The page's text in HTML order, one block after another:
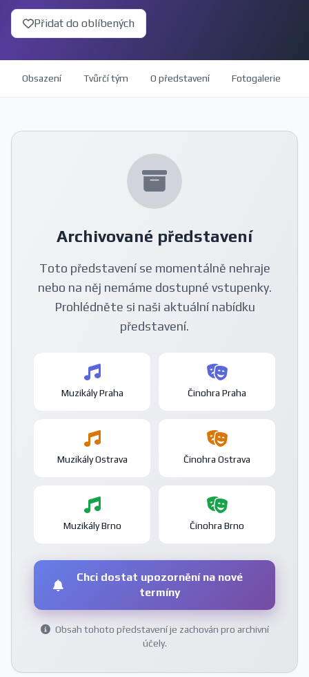
Přidat do oblíbených
Obsazení Tvůrčí tým O představení Fotogalerie
Archivované představení
Toto představení se momentálně nehraje
nebo na něj nemáme dostupné vstupenky.
Prohlédněte si naši aktuální nabídku
představení.
Muzikály Praha Činohra Praha
Muzikály Ostrava Činohra Ostrava
Muzikály Brno Činohra Brno
Chci dostat upozornění na nové
termíny
Obsah tohoto představení je zachován pro archivní
účely.